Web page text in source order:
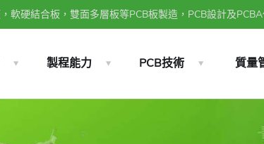
硬結合板，雙面多層板等PCB板製造，PCB設計及PCBA
製程能力 PCB技術 質量